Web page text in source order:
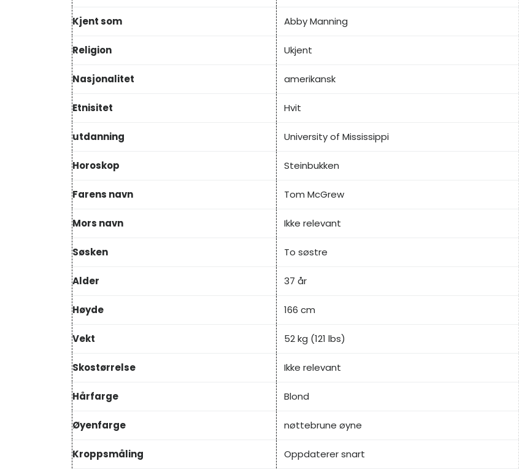
Kjent som Abby Manning
Religion Ukjent
Nasjonalitet amerikansk
Etnisitet Hvit
utdanning University of Mississippi
Horoskop Steinbukken
Farens navn Tom McGrew
Mors navn Ikke relevant
Søsken To søstre
Alder 37 år
Høyde 166 cm
Vekt 52 kg (121 lbs)
Skostørrelse Ikke relevant
Hårfarge Blond
Øyenfarge nøttebrune øyne
Kroppsmåling Oppdaterer snart